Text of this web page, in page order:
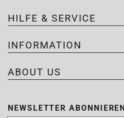
HILFE & SERVICE
INFORMATION
ABOUT US
NEWSLETTER ABONNIEREN